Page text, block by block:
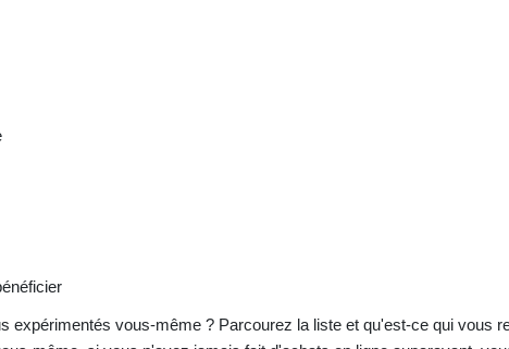
vous-même ? Parcourez la liste et qu'est-ce qui vous